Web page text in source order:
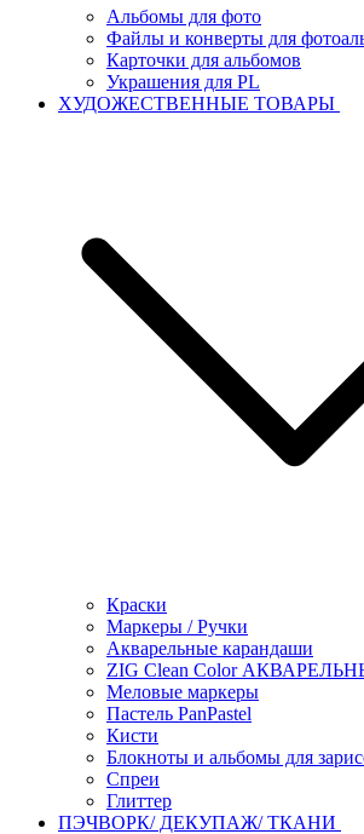
Альбомы для фото
Файлы и конверты для
Карточки для альбомов
Украшения для PL
ХУДОЖЕСТВЕННЫЕ ТОВАРЫ
Краски
Маркеры / Ручки
Акварельные карандаши
ZIG Clean Color
Меловые маркеры
Пастель PanPastel
Кисти
Блокноты и альбомы для
Спреи
Глиттер
ПЭЧВОРК/ ДЕКУПАЖ/ ТКАНИ